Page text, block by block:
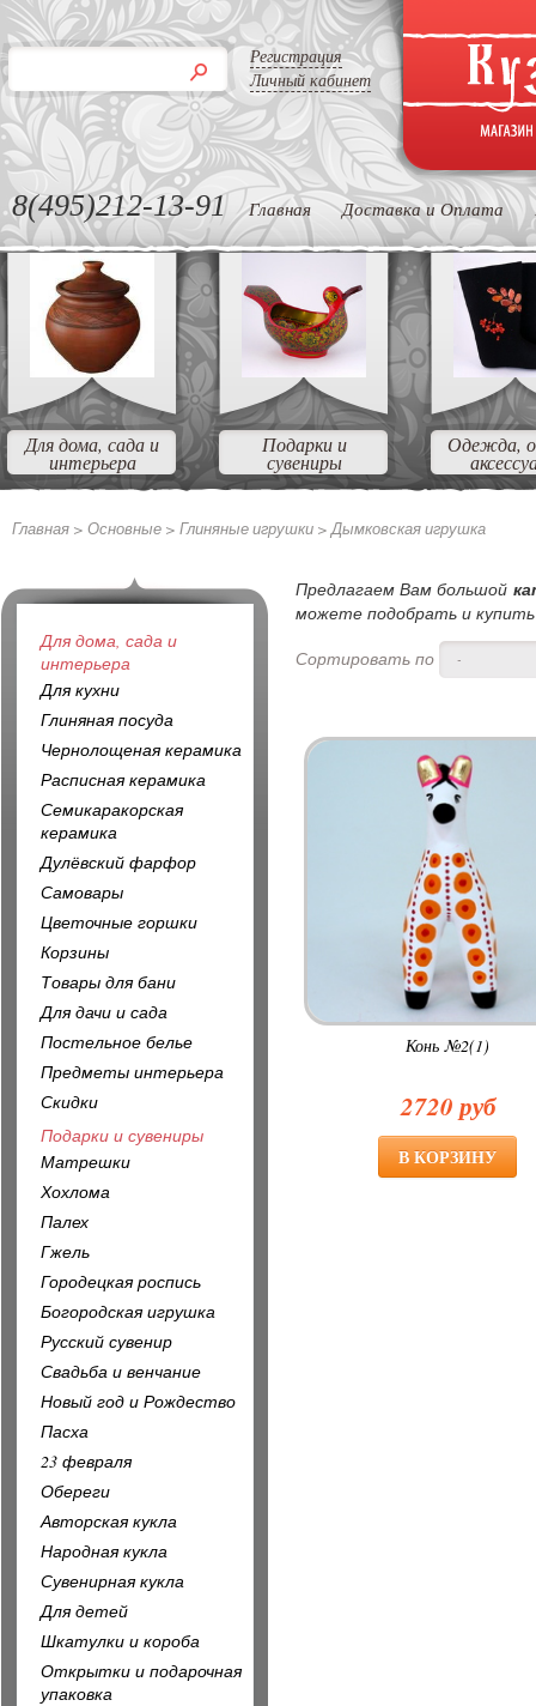
Регистрация
Личный кабинет
8(495)212-13-91 Главная Доставка и Оплата
Для дома, сада и
интерьера
Подарки и
сувениры
Одежда,
Главная > Основные > Глиняные игрушки >Дымковская игрушка
Предлагаем Вам большой
можете подобрать и купить
Сортировать по
-
Конь №2(1)
2720 руб
Для дома, сада и
интерьера
Для кухни
Глиняная посуда
Чернолощеная керамика
Расписная керамика
Семикаракорская
керамика
Дулёвский фарфор
Самовары
Цветочные горшки
Корзины
Товары для бани
Для дачи и сада
Постельное белье
Предметы интерьера
Скидки
Подарки и сувениры
Матрешки
Хохлома
Палех
Гжель
Городецкая роспись
Богородская игрушка
Русский сувенир
Свадьба и венчание
Новый год и Рождество
Пасха
23 февраля
Обереги
Авторская кукла
Народная кукла
Сувенирная кукла
Для детей
Шкатулки и короба
Открытки и подарочная
упаковка